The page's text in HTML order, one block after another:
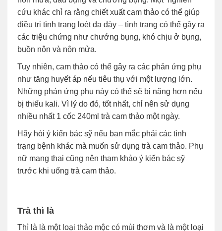
cứu khác chỉ ra rằng chiết xuất cam thảo có thể giúp
điều trị tình trạng loét dạ dày – tình trạng có thể gây ra
các triệu chứng như chướng bụng, khó chịu ở bụng,
buồn nôn và nôn mửa.
Tuy nhiên, cam thảo có thể gây ra các phản ứng phụ
như tăng huyết áp nếu tiêu thụ với một lượng lớn.
Những phản ứng phụ này có thể sẽ bị nặng hơn nếu
bị thiếu kali. Vì lý do đó, tốt nhất, chỉ nên sử dụng
nhiều nhất 1 cốc 240ml trà cam thảo một ngày.
Hãy hỏi ý kiến bác sỹ nếu bạn mắc phải các tình
trạng bệnh khác mà muốn sử dụng trà cam thảo. Phụ
nữ mang thai cũng nên tham khảo ý kiến bác sỹ
trước khi uống trà cam thảo.
Trà thì là
Thì là là một loại thảo mộc có mùi thơm và là một loại